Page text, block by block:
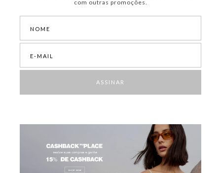
com outras promoções.
ASSINAR